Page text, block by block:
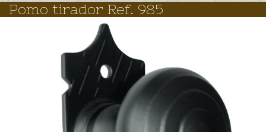
Pomo tirador Ref. 985